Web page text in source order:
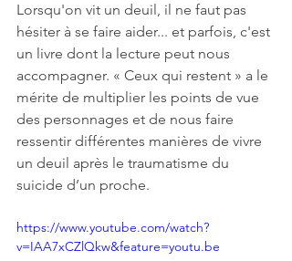
Lorsqu'on vit un deuil, il ne faut pas
hésiter à se faire aider... et parfois, c'est
un livre dont la lecture peut nous
accompagner. « Ceux qui restent » a le
mérite de multiplier les points de vue
des personnages et de nous faire
ressentir différentes manières de vivre
un deuil après le traumatisme du
suicide d’un proche.
https://www.youtube.com/watch?
v=IAA7xCZlQkw&feature=youtu.be